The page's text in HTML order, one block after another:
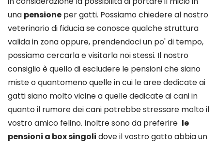
una pensione per gatti. Possiamo chiedere al nostro
veterinario di fiducia se conosce qualche struttura
valida in zona oppure, prendendoci un po' di tempo,
possiamo cercarla e visitarla noi stessi. Il nostro
consiglio è quello di escludere le pensioni che siano
miste o quantomeno quelle in cui le aree dedicate ai
gatti siano molto vicine a quelle dedicate ai cani in
quanto il rumore dei cani potrebbe stressare molto il
vostro amico felino. Inoltre sono da preferire le
pensioni a box singoli dove il vostro gatto abbia un